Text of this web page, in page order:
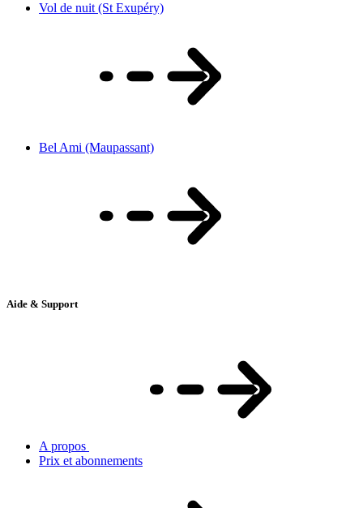
Vol de nuit (St Exupéry)
Bel Ami (Maupassant)
Aide & Support
A propos
Prix et abonnements